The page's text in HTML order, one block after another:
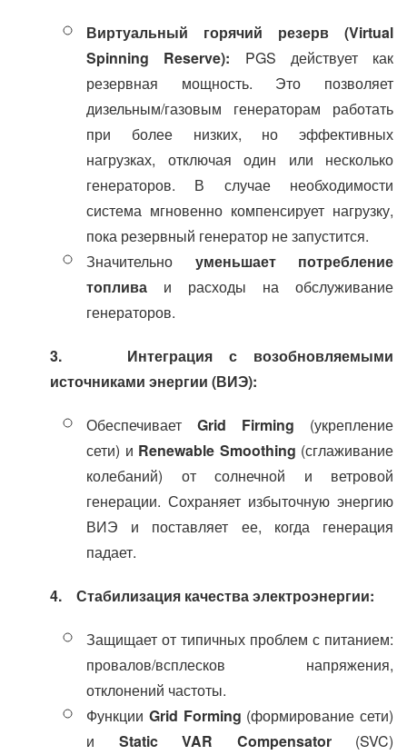
Виртуальный горячий резерв (Virtual
Spinning Reserve): PGS действует как
резервная мощность. Это позволяет
дизельным/газовым генераторам работать
при более низких, но эффективных
нагрузках, отключая один или несколько
генераторов. В случае необходимости
система мгновенно компенсирует нагрузку,
пока резервный генератор не запустится.
Значительно уменьшает потребление
топлива и расходы на обслуживание
генераторов.
3. Интеграция с возобновляемыми
источниками энергии (ВИЭ):
Обеспечивает Grid Firming (укрепление
сети) и Renewable Smoothing (сглаживание
колебаний) от солнечной и ветровой
генерации. Сохраняет избыточную энергию
ВИЭ и поставляет ее, когда генерация
падает.
4. Стабилизация качества электроэнергии:
Защищает от типичных проблем с питанием:
провалов/всплесков напряжения,
отклонений частоты.
Функции Grid Forming (формирование сети)
и Static VAR Compensator(SVC)